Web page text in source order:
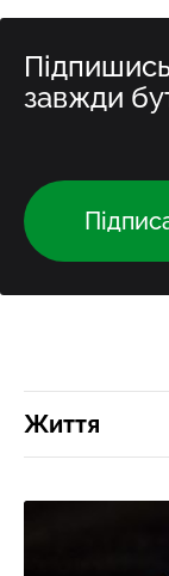
завжди
Життя